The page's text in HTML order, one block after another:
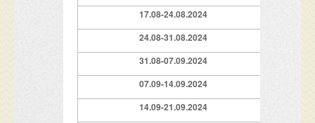
17.08-24.08.2024
24.08-31.08.2024
31.08-07.09.2024
07.09-14.09.2024
14.09-21.09.2024